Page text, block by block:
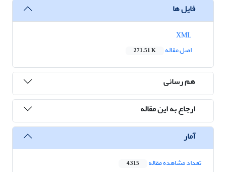
فایل ها
اصل مقاله
271.51 K
هم رسانی
ارجاع به این مقاله
آمار
تعداد مشاهده مقاله 4,315